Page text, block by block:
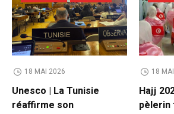
18 MAI 2026
Unesco | La Tunisie
réaffirme son
18
Hajj
pèlerin